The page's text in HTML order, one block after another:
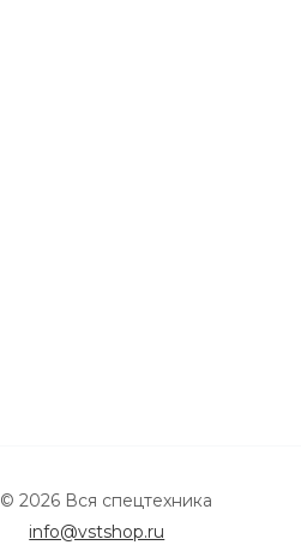
© 2026 Вся спецтехника
info@vstshop.ru